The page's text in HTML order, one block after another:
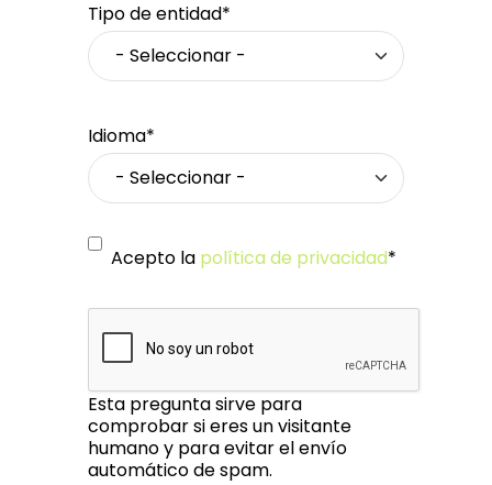
Tipo de entidad*
Idioma*
Acepto la política de privacidad*
Esta pregunta sirve para
comprobar si eres un visitante
humano y para evitar el envío
automático de spam.